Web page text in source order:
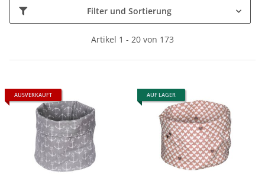
Filter und Sortierung
Artikel 1 - 20 von 173
AUSVERKAUFT AUF LAGER